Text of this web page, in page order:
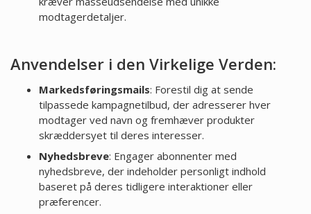
modtagerdetaljer.
Anvendelser i den Virkelige Verden:
Markedsføringsmails: Forestil dig at sende
tilpassede kampagnetilbud, der adresserer hver
modtager ved navn og fremhæver produkter
skræddersyet til deres interesser.
Nyhedsbreve: Engager abonnenter med
nyhedsbreve, der indeholder personligt indhold
baseret på deres tidligere interaktioner eller
præferencer.